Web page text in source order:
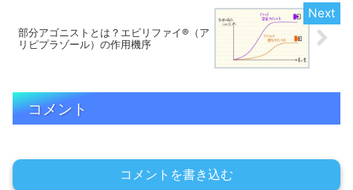
部分アゴニストとは？エビリファイ®（ア
リピプラゾール）の作用機序
コメント
コメントを書き込む